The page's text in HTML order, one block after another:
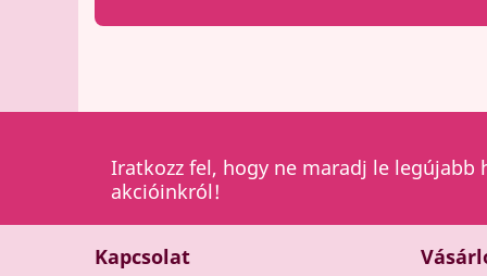
Iratkozz fel, hogy ne maradj le legújabb
akcióinkról!
Kapcsolat